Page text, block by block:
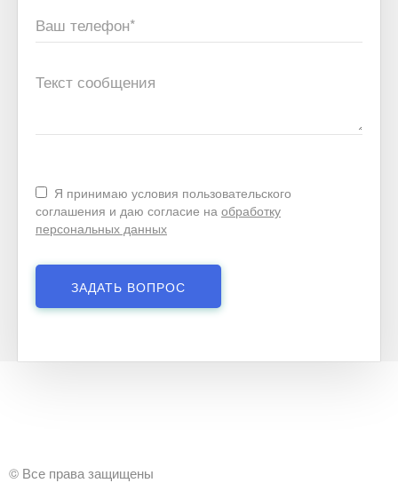
Ваш телефон*
Текст сообщения
Я принимаю условия пользовательского
соглашения и даю согласие на обработку
персональных данных
© Все права защищены